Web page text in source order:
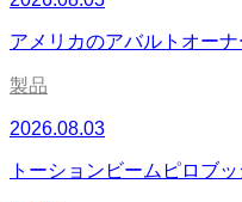
アメリカのアバルトオー
製品
2026.08.03
トーションビームピロブッ